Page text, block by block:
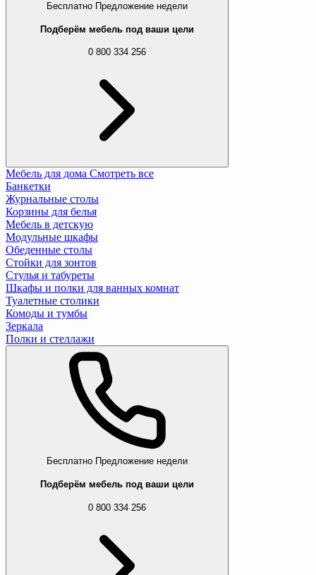
Бесплатно Предложение недели
Подберём мебель под ваши цели
0 800 334 256
Мебель для дома Смотреть все
Банкетки
Журнальные столы
Корзины для белья
Мебель в детскую
Модульные шкафы
Обеденные столы
Стойки для зонтов
Стулья и табуреты
Шкафы и полки для ванных комнат
Туалетные столики
Комоды и тумбы
Зеркала
Полки и стеллажи
Бесплатно Предложение недели
Подберём мебель под ваши цели
0 800 334 256